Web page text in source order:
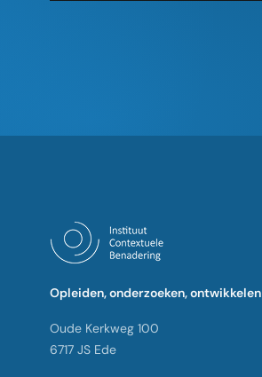
Opleiden, onderzoeken, ontwikkelen
Oude Kerkweg 100
6717 JS Ede